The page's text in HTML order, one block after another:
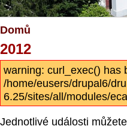
Domů
2012
warning: curl_exec() has
/home/eusers/drupal6/
6.25/sites/all/modules/
Jednotlivé události